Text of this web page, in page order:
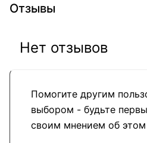
Отзывы
Помогите другим
выбором - будьте
своим мнением об
Нет отзывов